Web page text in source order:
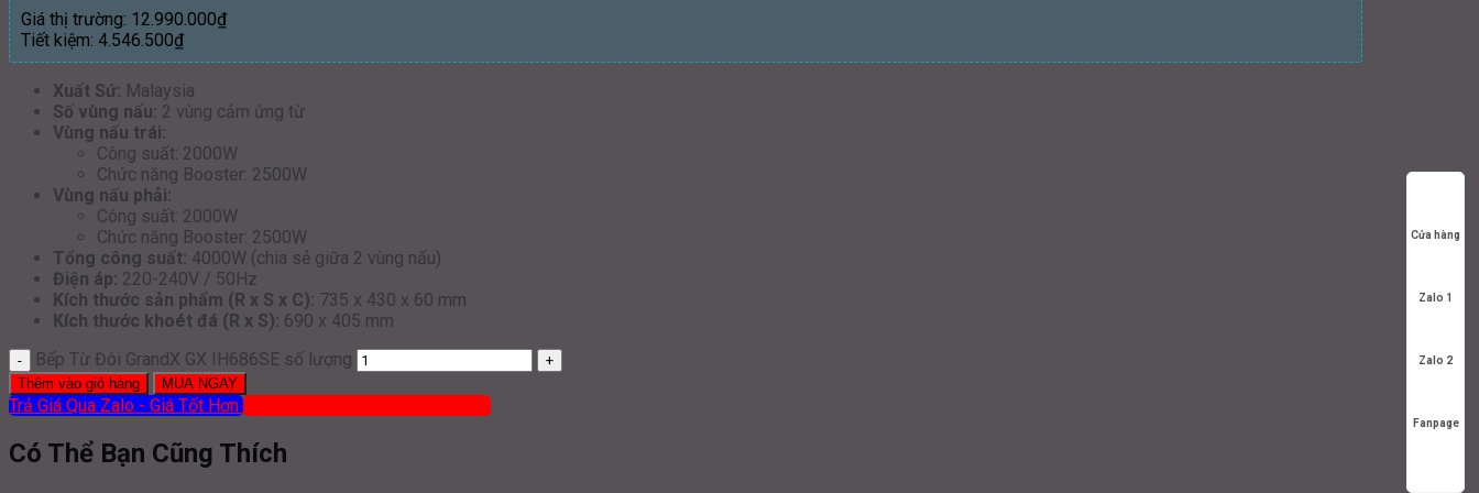
Giá thị trường: 12.990.000₫
Tiết kiệm: 4.546.500₫
Xuất Sứ: Malaysia
Số vùng nấu: 2 vùng cảm ứng từ
Vùng nấu trái:
Công suất: 2000W
Chức năng Booster: 2500W
Vùng nấu phải:
Công suất: 2000W
Chức năng Booster: 2500W
Tổng công suất: 4000W (chia sẻ giữa 2 vùng nấu)
Điện áp: 220-240V / 50Hz
Kích thước sản phẩm (R x S x C): 735 x 430 x 60 mm
Kích thước khoét đá (R x S): 690 x 405 mm
Bếp Từ Đôi GrandX GX IH686SE số lượng
Thêm vào giỏ hàng MUA NGAY
Trả Giá Qua Zalo - Giá Tốt Hơn Mua hàng qua ĐT: 0919 386 012
Có Thể Bạn Cũng Thích
Cửa hàng
Zalo 1
Zalo 2
Fanpage